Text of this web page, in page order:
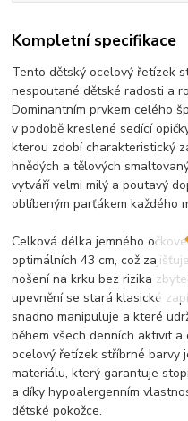
Kompletní specifikace
Tento dětský ocelový řetízek
nespoutané dětské radosti a
Dominantním prvkem celého
v podobě kreslené sedící
kterou zdobí charakteristický
hnědých a tělových
vytváří velmi milý a poutavý
oblíbeným parťákem každého
Celková délka jemného
optimálních 43 cm, což
nošení na krku bez rizika
upevnění se stará klasické
snadno manipuluje a které
během všech denních aktivit
ocelový řetízek stříbrné barvy
materiálu, který garantuje
a díky hypoalergenním
dětské pokožce.